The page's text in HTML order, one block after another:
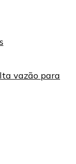
vazão para